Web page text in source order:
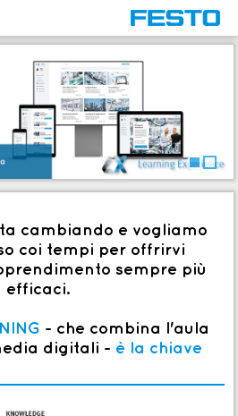
cambiando e vogliamo
coi tempi per offrirvi
sempre più
efficaci.
- che combina l'aula
digitali - è la chiave